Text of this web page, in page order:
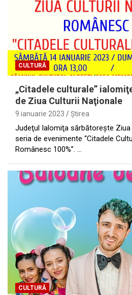
CULTURĂ
„Citadele culturale”
de Ziua Culturii Naţionale
9 ianuarie 2023 Ştirea
Judeţul Ialomiţa sărbătoreşte Ziua
seria de evenimente “Citadele
Românesc 100%”. …
CULTURĂ